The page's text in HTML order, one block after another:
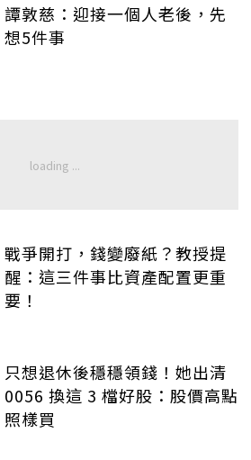
譚敦慈：迎接一個人老後，先
想5件事
戰爭開打，錢變廢紙？教授提
醒：這三件事比資產配置更重
要！
只想退休後穩穩領錢！她出清
0056 換這 3 檔好股：股價高點
照樣買